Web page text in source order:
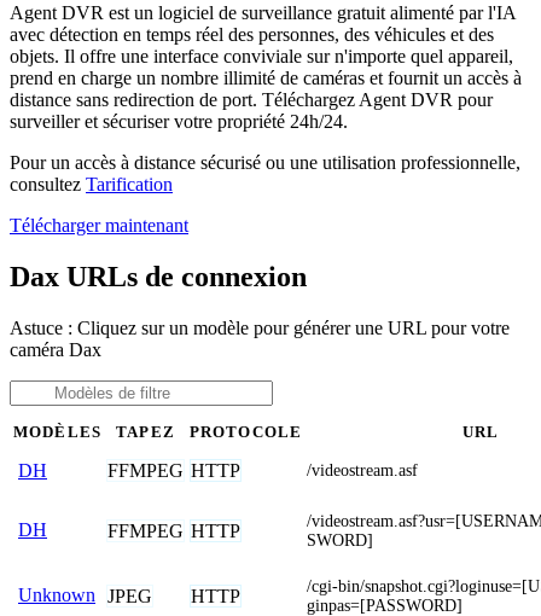
Agent DVR est un logiciel de surveillance gratuit alimenté par l'IA
avec détection en temps réel des personnes, des véhicules et des
objets. Il offre une interface conviviale sur n'importe quel appareil,
prend en charge un nombre illimité de caméras et fournit un accès à
distance sans redirection de port. Téléchargez Agent DVR pour
surveiller et sécuriser votre propriété 24h/24.
Pour un accès à distance sécurisé ou une utilisation professionnelle,
consultez Tarification
Télécharger maintenant
Dax URLs de connexion
Astuce : Cliquez sur un modèle pour générer une URL pour votre
caméra Dax
MODÈLES TAPEZ PROTOCOLE URL
DH FFMPEG HTTP /videostream.asf
DH FFMPEG HTTP
/
SWORD]
Unknown JPEG HTTP
/cgi-bin/
ginpas=[PASSWORD]